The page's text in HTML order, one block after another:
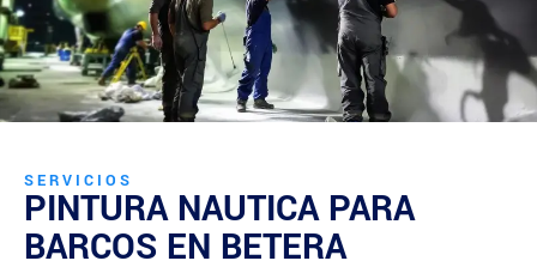
SERVICIOS
PINTURA NAUTICA PARA
BARCOS EN BETERA